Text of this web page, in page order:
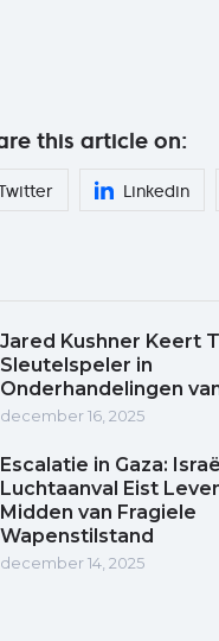
this article on:
Linkedin
Jared Kushner Keert
Sleutelspeler in
Onderhandelingen
december 16, 2025
Escalatie in Gaza:
Luchtaanval Eist
Midden van Fragiele
Wapenstilstand
december 14, 2025